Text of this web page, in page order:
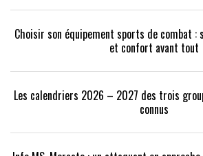
Choisir son équipement sports de combat
et confort avant tout
Les calendriers 2026 – 2027 des trois
connus